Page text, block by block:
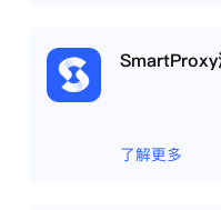
SmartProxy
了解更多